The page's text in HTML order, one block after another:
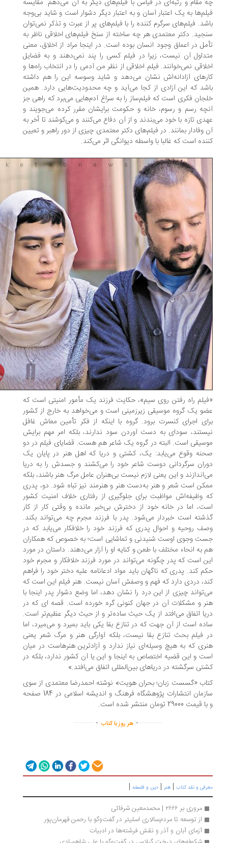
مقام و رتبه‌ای در قیاس با فیلم‌های دیگر به آن می‌دهم. مقایسه
به یک اعتبار آسان و به اعتبار دیگر دشوار است و شاید بی‌وجه
فیلم‌های سرگرم کننده را با فیلم‌های پر از عبرت و تذکر نمی‌توان
دکتر معتمدی هر چه ساخته از سنخ فیلم‌های اخلاقی ناظر به
در اعماق وجود انسان بوده است. در اینجا مراد از اخلاق، معنی
آن نیست، زیرا در فیلم کسی را پند نمی‌دهند و به فضایل
نمی‌خوانند. فیلم اخلاقی از نظر من آدمی را در انتخاب راه‌ها و
آزادانه‌اش نشان می‌دهد و شاید وسوسه این را هم داشته
که این آزادی از کجا می‌آید و چه محدودیت‌هایی دارد. همین
فکری است که فیلم‌ساز را به سراغ آدم‌هایی می‌برد که راهی جز
رسم و رسوم، خانه و حکومت برایشان مقرر کرده می‌جویند و
تازه با خود می‌بندند و از آن دفاع می‌کنند و می‌کوشند تا أخر به
وفادار بمانند. در فیلم‌های دکتر معتمدی چیزی از دور راهبر و تعیین
است که غالبا با واسطه دیوانگی اثر می‌کند.
راه رفتن روی سیم»، حکایت فرزند یک مأمور امنیتی است که
یک گروه موسیقی زیرزمینی است و می‌خواهد به خارج از کشور
اجرای کنسرت برود. گروه با اینکه از فکر تأمین معاش غافل
سودای به دست آوردن سود ندارند، بلکه امر مهم برایش
است. البته در گروه یک شاعر هم هست. قضایای فیلم در دو
وقوع می‌یابد: یک، کشتی و دریا که اهل هنر در پایان یک
سرگردانی دوست شاعر خود را می‌کشند و جسدش را به دریا
و این یعنی لازم نیست بی‌هنران عامل مرگ هنر باشند، بلکه
است شعر و هنر به‌دست هنر و هنرمند نیز تباه شود. دو، پدری
وظیفه‌اش مواظبت برای جلوگیری از رفتاری خلاف امنیت کشور
اما در خانه خود از دخترش بی‌خبر مانده و وقتی کار از کار
است خبردار می‌شود. پدر با فرزند مجرم چه می‌تواند بکند.
روحیه و احوال پدری که فرزند خود را خلافکار می‌یابد که در
وجوی اوست شنیدنی و تماشایی است؛ به خصوص که همکاران
به انحاء مختلف با طعن و کنایه او را آزار می‌دهند. داستان در مورد
است که پدر چگونه می‌تواند در مورد فرزند خلافکار و مجرم خود
کند. پدری که ناگهان باید مواد ادعانامه عليه دختر خود را فراهم
دردی دارد که فهم و وصفش آسان نیست. هنر فیلم این است که
چیزی از این درد را نشان دهد، اما وضع دشوار پدر اینجا با
و مشکلات آن در جهان کنونی گره خورده است. قصه ای که در
اتفاق می‌افتد از یک حيث ساده‌تر و از حیث دیگر عظیم‌تر است.
است از آن جهت که در تنازع بقا یکی باید بمیرد و می‌میرد، اما
فیلم بحث تنازع بقا نیست، بلکه آوارگی هنر و مرگ شعر یعنی
که به هیچ وسیله‌ای نیاز ندارد و آزادترین هنرهاست در میان
و این قضیه اختصاص به اینجا و این یا آن کشور ندارد، بلکه در
سرگشته در دریاهای بین‌المللی اتفاق می‌افتد.»
«گسست زبان؛ بحران هویت» نوشته احمدرضا معتمدی از سوی
سازمان انتشارات پژوهشگاه فرهنگ و اندیشه اسلامی در 184 صفحه
29000 تومان منتشر شده است.
...............
. هر روز با کتاب.
..............
و نقد کتاب|هنر|دین و فلسفه|
مروری بر ۲۶۶۶ | محمدمعین شرفائی
از توسعه تا مردم‌سالاری اسلیتر در گفت‌وگو با رحمن قهرمان‌پور
آزمای آبان و آذر و نقش فرشته‌ها در ادبیات